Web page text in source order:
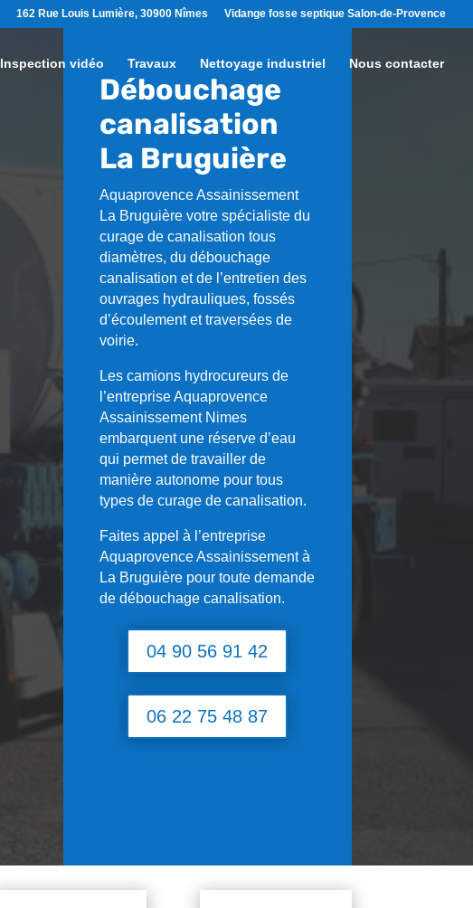
162 Rue Louis Lumière, 30900 Nîmes Vidange fosse septique Salon-de-Provence
Inspection vidéo Travaux Nettoyage industriel Nous contacter
Débouchage
canalisation
La Bruguière
Aquaprovence Assainissement
La Bruguièrevotre spécialiste du
curage de canalisation tous
diamètres, du débouchage
canalisation et de l’entretien des
ouvrages hydrauliques, fossés
d’écoulement et traversées de
voirie.
Les camions hydrocureurs de
l’entreprise Aquaprovence
Assainissement Nimes
embarquent une réserve d’eau
qui permet de travailler de
manière autonome pour tous
types de curage de canalisation.
Faites appel à l’entreprise
Aquaprovence Assainissement à
La Bruguièrepour toute demande
de débouchage canalisation.
04 90 56 91 42
06 22 75 48 87